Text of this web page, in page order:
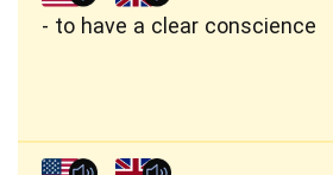
to have a clear conscience